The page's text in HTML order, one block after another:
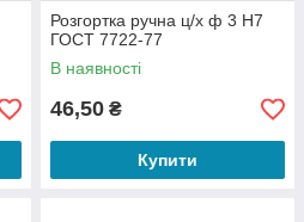
Розгортка ручна ц/х ф 3 Н7
ГОСТ 7722-77
В наявності
46,50 ₴
Купити